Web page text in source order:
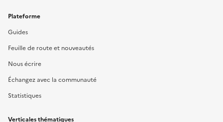
Plateforme
Guides
Feuille de route et nouveautés
Nous écrire
Échangez avec la communauté
Statistiques
Verticales thématiques